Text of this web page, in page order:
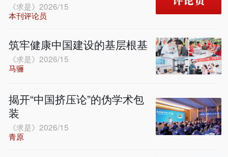
《求是》2026/15
本刊评论员
筑牢健康中国建设的基层根基
《求是》2026/15
马骊
揭开“中国挤压论”的伪学术包
装
《求是》2026/15
青原